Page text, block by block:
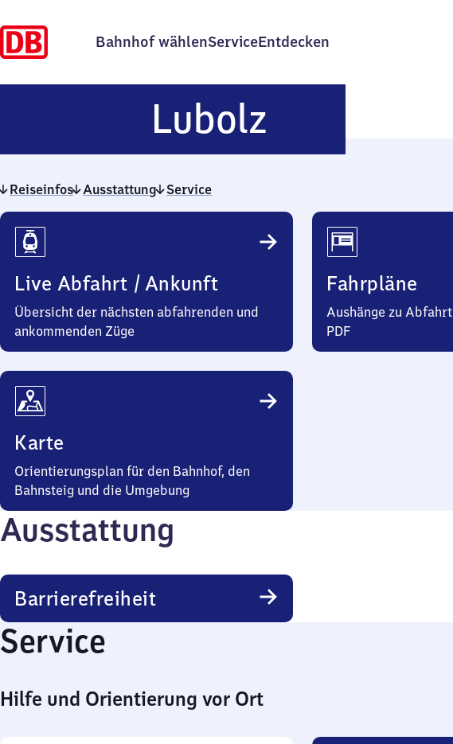
Bahnhof wählenServiceEntdecken
Lubolz
Reiseinfos Ausstattung Service
Reiseinfos
Live Abfahrt / Ankunft
Übersicht der nächsten abfahrenden und
ankommenden Züge
Fahrpläne
Aushänge zu
PDF
Karte
Orientierungsplan für den Bahnhof, den
Bahnsteig und die Umgebung
Ausstattung
Barrierefreiheit
Service
Hilfe und Orientierung vor Ort